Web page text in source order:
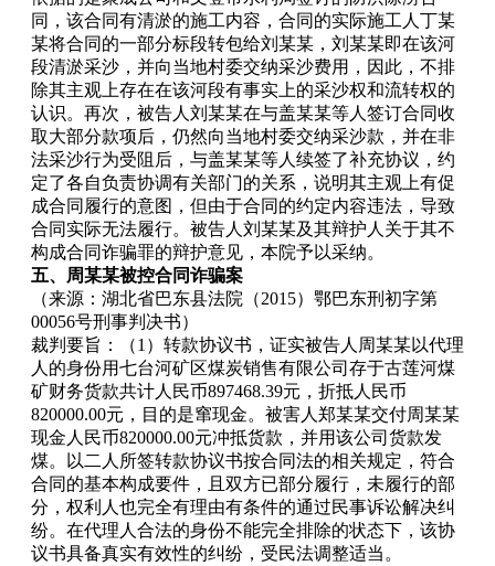
同，该合同有清淤的施工内容，合同的实际施工人丁某
某将合同的一部分标段转包给刘某某，刘某某即在该河
段清淤采沙，并向当地村委交纳采沙费用，因此，不排
除其主观上存在在该河段有事实上的采沙权和流转权的
认识。再次，被告人刘某某在与盖某某等人签订合同收
取大部分款项后，仍然向当地村委交纳采沙款，并在非
法采沙行为受阻后，与盖某某等人续签了补充协议，约
定了各自负责协调有关部门的关系，说明其主观上有促
成合同履行的意图，但由于合同的约定内容违法，导致
合同实际无法履行。被告人刘某某及其辩护人关于其不
构成合同诈骗罪的辩护意见，本院予以采纳。
五、周某某被控合同诈骗案
（来源：湖北省巴东县法院（2015）鄂巴东刑初字第
00056号刑事判决书）
裁判要旨：（1）转款协议书，证实被告人周某某以代理
人的身份用七台河矿区煤炭销售有限公司存于古莲河煤
矿财务货款共计人民币897468.39元，折抵人民币
820000.00元，目的是窜现金。被害人郑某某交付周某某
现金人民币820000.00元冲抵货款，并用该公司货款发
煤。以二人所签转款协议书按合同法的相关规定，符合
合同的基本构成要件，且双方已部分履行，未履行的部
分，权利人也完全有理由有条件的通过民事诉讼解决纠
纷。在代理人合法的身份不能完全排除的状态下，该协
议书具备真实有效性的纠纷，受民法调整适当。